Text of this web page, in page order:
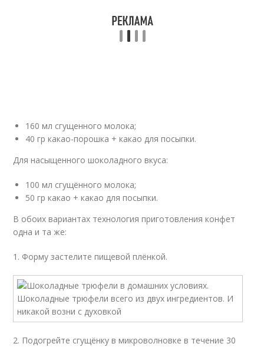
160 мл сгущенного молока;
40 гр какао-порошка + какао для посыпки.
Для насыщенного шоколадного вкуса:
100 мл сгущённого молока;
50 гр какао + какао для посыпки.
В обоих вариантах технология приготовления конфет
одна и та же:
1. Форму застелите пищевой плёнкой.
2. Подогрейте сгущёнку в микроволновке в течение 30